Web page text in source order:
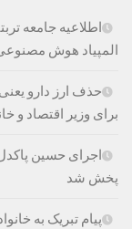
اطلاعیه جامعه
المپیاد هوش
حذف ارز دارو
برای وزیر اقتصاد و
پخش شد
پیام تبریک به